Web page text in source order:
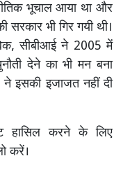
भूचाल आया था और
भी गिर गयी थी।
सीबीआई ने 2005 में
देने का भी मन बना
ने इसकी इजाजत नहीं दी
करने के लिए
करें।